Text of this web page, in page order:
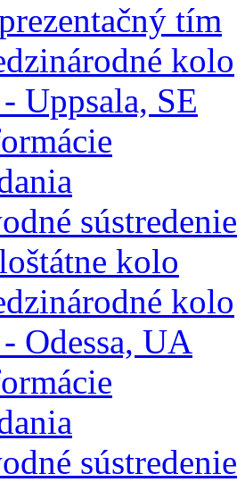
tím
kolo
Uppsala, SE
sústredenie
kolo
kolo
Odessa, UA
sústredenie